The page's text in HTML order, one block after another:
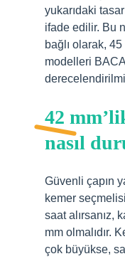
yukarıdaki
ifade edilir. Bu
bağlı olarak,
modelleri
42
nasıl
Güvenli çapın
kemer
saat alırsanız,
mm olmalıdır.
çok büyükse,